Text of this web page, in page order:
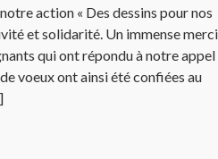
action « Des dessins pour nos
et solidarité. Un immense
qui ont répondu à notre appel
voeux ont ainsi été confiées au